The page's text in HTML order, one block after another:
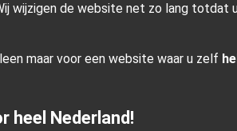
wijzigen de website net zo lang totdat
maar voor een website waar u zelf
heel Nederland!